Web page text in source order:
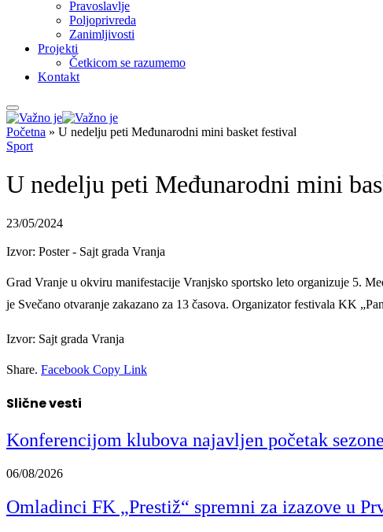
Pravoslavlje
Poljoprivreda
Zanimljivosti
Projekti
Četkicom se razumemo
Kontakt
Početna » U nedelju peti Međunarodni mini basket festival
Sport
U nedelju peti Međunarodni mini
23/05/2024
Izvor: Poster - Sajt grada Vranja
Grad Vranje u okviru manifestacije Vranjsko sportsko leto organizuje 5.
je Svečano otvaranje zakazano za 13 časova. Organizator festivala KK
Izvor: Sajt grada Vranja
Share. Facebook Copy Link
Slične vesti
Konferencijom klubova najavljen početak
06/08/2026
Omladinci FK „Prestiž“ spremni za izazove u